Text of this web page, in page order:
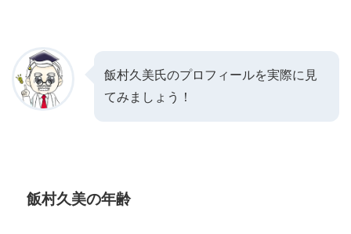
飯村久美氏のプロフィールを実際に見
てみましょう！
飯村久美の年齢